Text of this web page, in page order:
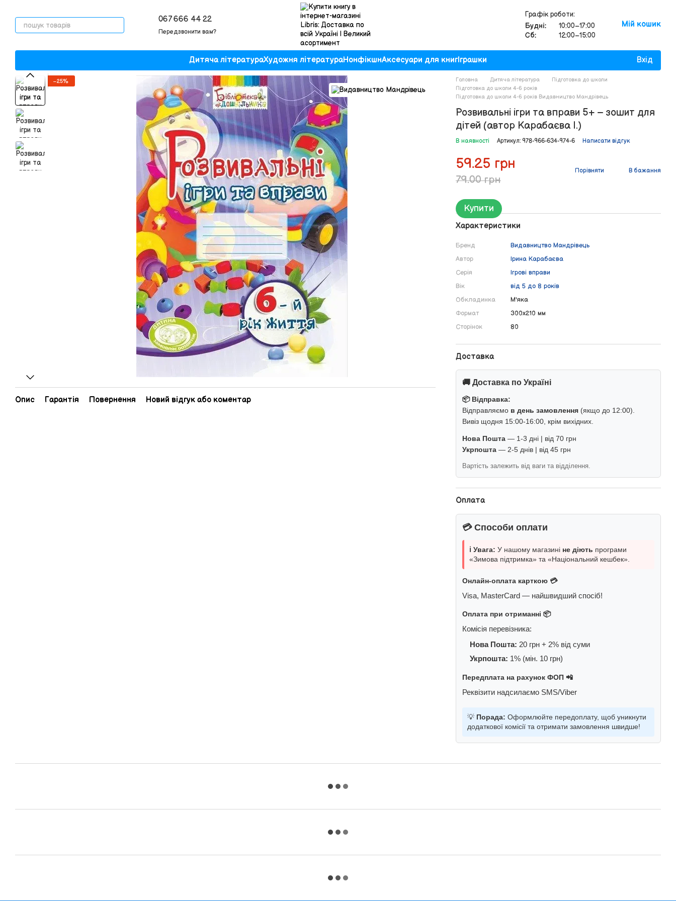
067 666 44 22
Передзвонити вам?
Графік роботи:
Будні:
10:00–17:00
Сб:
12:00–15:00
Мій кошик
Дитяча літератураХудожня літератураНонфікшнАксесуари для книгІграшки Вхід
−25%
Опис Гарантія Повернення Новий відгук або коментар
Головна Дитяча література
Підготовка до школи
Підготовка до школи 4-6 років
Підготовка до школи 4-6 років Видавництво Мандрівець
Розвивальні ігри та вправи 5+ – зошит для
дітей (автор Карабаєва І.)
В наявності Артикул: 978-966-634-974-6 Написати відгук
59.25 грн
79.00 грн
Порівняти В бажання
Купити
Характеристики
Бренд
Видавництво Мандрівець
Автор
Ірина Карабаєва
Серія
Ігрові вправи
Вік
від 5 до 8 років
Обкладинка
М'яка
Формат
300х210 мм
Сторінок
80
Доставка
🚚 Доставка по Україні
📦 Відправка:
Відправляємо в день замовлення (якщо до 12:00).
Вивіз щодня 15:00-16:00, крім вихідних.
Нова Пошта — 1-3 дні | від 70 грн
Укрпошта — 2-5 днів | від 45 грн
Вартість залежить від ваги та відділення.
Оплата
💳 Способи оплати
ℹ️ Увага: У нашому магазині не діють програми
«Зимова підтримка» та «Національний кешбек».
Онлайн-оплата карткою 💳
Visa, MasterCard — найшвидший спосіб!
Оплата при отриманні 📦
Комісія перевізника:
Нова Пошта: 20 грн + 2% від суми
Укрпошта: 1% (мін. 10 грн)
Передплата на рахунок ФОП 📲
Реквізити надсилаємо SMS/Viber
💡 Порада: Оформлюйте передоплату, щоб уникнути
додаткової комісії та отримати замовлення швидше!